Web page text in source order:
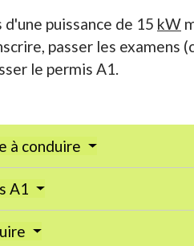
d'une puissance de 15 kW
passer les
le permis A1.
à conduire
A1